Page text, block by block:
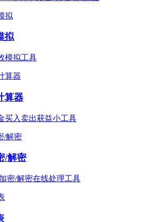
拟
模拟工具
算器
买入卖出获益小工具
/解密
密/解密在线处理工具